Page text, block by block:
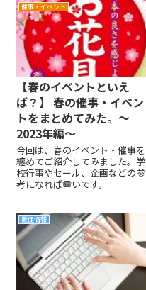
催事・イベント
【春のイベントといえ
ば？】 春の催事・イベン
トをまとめてみた。～
2023年編～
今回は、春のイベント・催事を
纏めてご紹介してみました。学
校行事やセール、企画などの参
考になれば幸いです。
販促情報